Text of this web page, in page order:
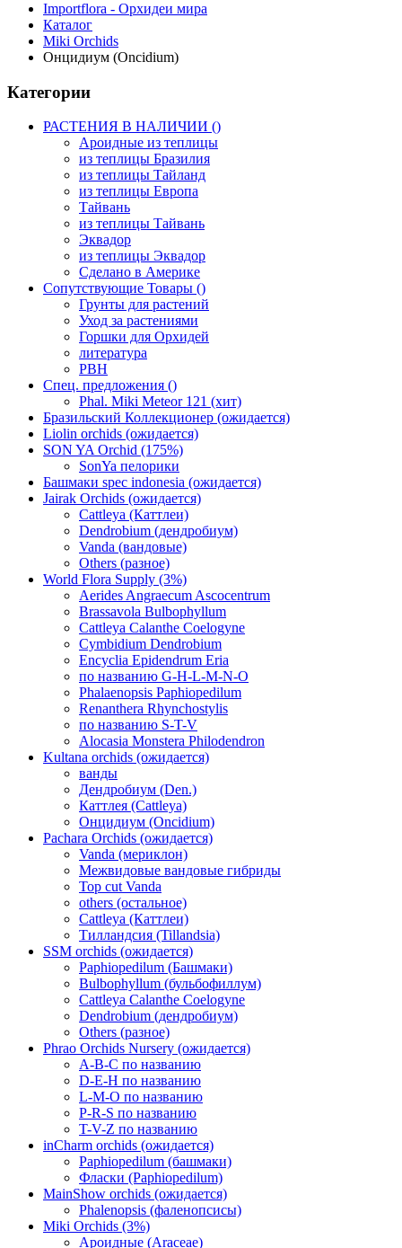
Importflora - Орхидеи мира
Каталог
Miki Orchids
Онцидиум (Oncidium)
Категории
РАСТЕНИЯ В НАЛИЧИИ ()
Ароидные из теплицы
из теплицы Бразилия
из теплицы Тайланд
из теплицы Европа
Тайвань
из теплицы Тайвань
Эквадор
из теплицы Эквадор
Сделано в Америке
Сопутствующие Товары ()
Грунты для растений
Уход за растениями
Горшки для Орхидей
литература
РВН
Спец. предложения ()
Phal. Miki Meteor 121 (хит)
Бразильский Коллекционер (ожидается)
Liolin orchids (ожидается)
SON YA Orchid (175%)
SonYa пелорики
Башмаки spec indonesia (ожидается)
Jairak Orchids (ожидается)
Cattleya (Каттлеи)
Dendrobium (дендробиум)
Vanda (вандовые)
Others (разное)
World Flora Supply (3%)
Aerides Angraecum Ascocentrum
Brassavola Bulbophyllum
Cattleya Calanthe Coelogyne
Cymbidium Dendrobium
Encyclia Epidendrum Eria
по названию G-H-L-M-N-O
Phalaenopsis Paphiopedilum
Renanthera Rhynchostylis
по названию S-T-V
Alocasia Monstera Philodendron
Kultana orchids (ожидается)
ванды
Дендробиум (Den.)
Каттлея (Cattleya)
Онцидиум (Oncidium)
Pachara Orchids (ожидается)
Vanda (мериклон)
Межвидовые вандовые гибриды
Top cut Vanda
others (остальное)
Cattleya (Каттлеи)
Тилландсия (Tillandsia)
SSM orchids (ожидается)
Paphiopedilum (Башмаки)
Bulbophyllum (бульбофиллум)
Cattleya Calanthe Coelogyne
Dendrobium (дендробиум)
Others (разное)
Phrao Orchids Nursery (ожидается)
A-B-C по названию
D-E-H по названию
L-M-O по названию
P-R-S по названию
T-V-Z по названию
inCharm orchids (ожидается)
Paphiopedilum (башмаки)
Фласки (Paphiopedilum)
MainShow orchids (ожидается)
Phalenopsis (фаленопсисы)
Miki Orchids (3%)
Ароидные (Araceae)